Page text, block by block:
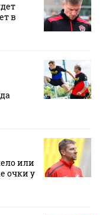
в
или
очки у